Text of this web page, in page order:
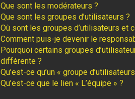
Que sont les modérateurs ?
Que sont les groupes d’utilisateurs ?
Où sont les groupes d’utilisateurs et
Comment puis-je devenir le
Pourquoi certains groupes
différente ?
Qu’est-ce qu’un « groupe
Qu’est-ce que le lien « L’équipe » ?